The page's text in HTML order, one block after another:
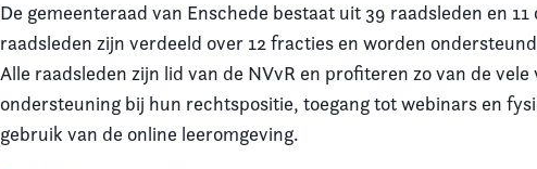
De gemeenteraad van Enschede bestaat uit 39 raadsleden en
raadsleden zijn verdeeld over 12 fracties en worden
Alle raadsleden zijn lid van de NVvR en profiteren zo van de vele
ondersteuning bij hun rechtspositie, toegang tot webinars en
gebruik van de online leeromgeving.